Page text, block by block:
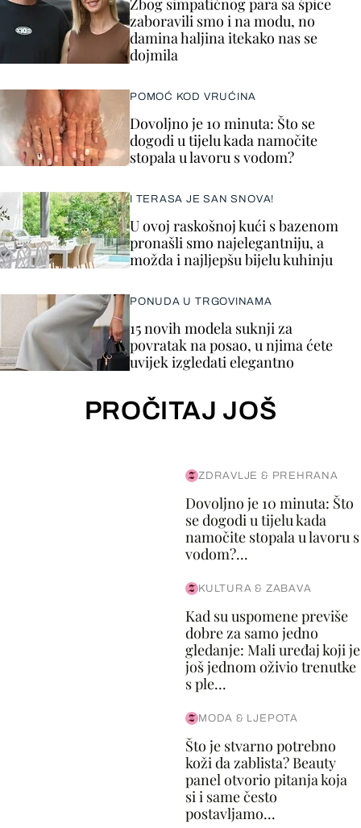
Zbog simpatičnog para sa špice
zaboravili smo i na modu, no
damina haljina itekako nas se
dojmila
POMOĆ KOD VRUĆINA
Dovoljno je 10 minuta: Što se
dogodi u tijelu kada namočite
stopala u lavoru s vodom?
I TERASA JE SAN SNOVA!
U ovoj raskošnoj kući s bazenom
pronašli smo najelegantniju, a
možda i najljepšu bijelu kuhinju
PONUDA U TRGOVINAMA
15 novih modela suknji za
povratak na posao, u njima ćete
uvijek izgledati elegantno
PROČITAJ JOŠ
ZDRAVLJE & PREHRANA
Dovoljno je 10 minuta: Što
se dogodi u tijelu kada
namočite stopala u lavoru s
vodom?...
KULTURA & ZABAVA
Kad su uspomene previše
dobre za samo jedno
gledanje: Mali uređaj koji je
još jednom oživio trenutke
s ple...
MODA & LJEPOTA
Što je stvarno potrebno
koži da zablista? Beauty
panel otvorio pitanja koja
si i same često
postavljamo...